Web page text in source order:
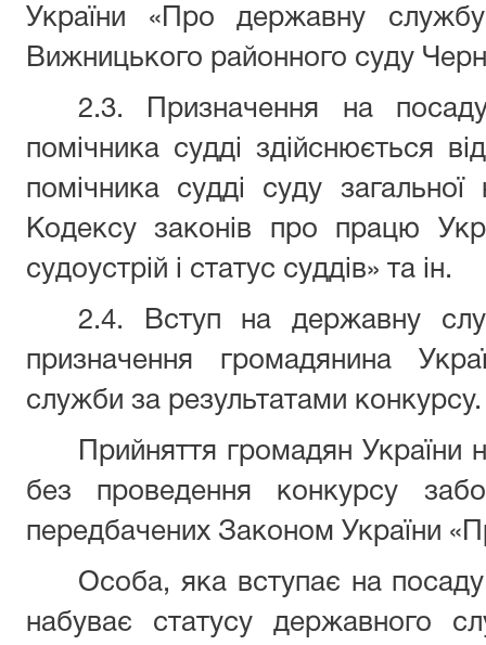
України «Про державну
Вижницького районного суду
2.3. Призначення на
помічника судді здійснюється
помічника судді суду
Кодексу законів про працю
судоустрій і статус суддів» та ін.
2.4. Вступ на державну
призначення громадянина
служби за результатами конкурсу.
Прийняття громадян
без проведення конкурсу
передбачених Законом України
Особа, яка вступає на
набуває статусу державного